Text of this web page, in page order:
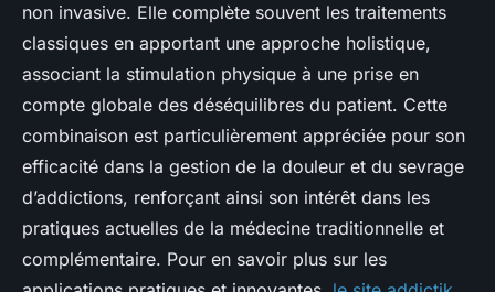
non invasive. Elle complète souvent les traitements
classiques en apportant une approche holistique,
associant la stimulation physique à une prise en
compte globale des déséquilibres du patient. Cette
combinaison est particulièrement appréciée pour son
efficacité dans la gestion de la douleur et du sevrage
d’addictions, renforçant ainsi son intérêt dans les
pratiques actuelles de la médecine traditionnelle et
complémentaire. Pour en savoir plus sur les